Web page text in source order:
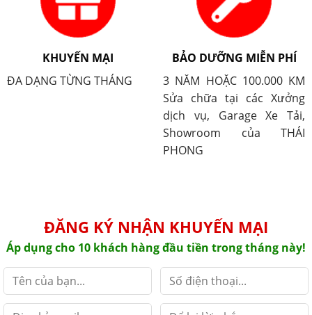
KHUYẾN MẠI
ĐA DẠNG TỪNG THÁNG
BẢO DƯỠNG MIỄN PHÍ
3 NĂM HOẶC 100.000 KM
Sửa chữa tại các Xưởng
dịch vụ, Garage Xe Tải,
Showroom của THÁI
PHONG
ĐĂNG KÝ NHẬN KHUYẾN MẠI
Áp dụng cho 10 khách hàng đầu tiền trong tháng này!